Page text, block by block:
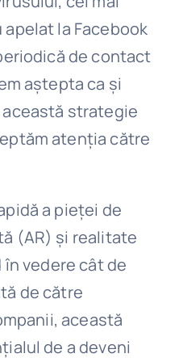
la Facebook
de contact
aștepta ca și
strategie
atenția către
a pieței de
(AR) și realitate
în vedere cât de
de către
această
de a deveni